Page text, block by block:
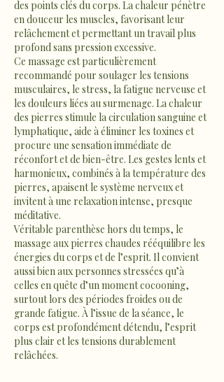
des points clés du corps. La chaleur pénètre
en douceur les muscles, favorisant leur
relâchement et permettant un travail plus
profond sans pression excessive.
Ce massage est particulièrement
recommandé pour soulager les tensions
musculaires, le stress, la fatigue nerveuse et
les douleurs liées au surmenage. La chaleur
des pierres stimule la circulation sanguine et
lymphatique, aide à éliminer les toxines et
procure une sensation immédiate de
réconfort et de bien-être. Les gestes lents et
harmonieux, combinés à la température des
pierres, apaisent le système nerveux et
invitent à une relaxation intense, presque
méditative.
Véritable parenthèse hors du temps, le
massage aux pierres chaudes rééquilibre les
énergies du corps et de l’esprit. Il convient
aussi bien aux personnes stressées qu’à
celles en quête d’un moment cocooning,
surtout lors des périodes froides ou de
grande fatigue. À l’issue de la séance, le
corps est profondément détendu, l’esprit
plus clair et les tensions durablement
relâchées.